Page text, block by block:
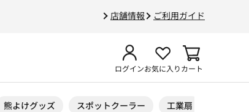
店舗情報 ご利用ガイド
ログインお気に入りカート
熊よけグッズ スポットクーラー 工業扇